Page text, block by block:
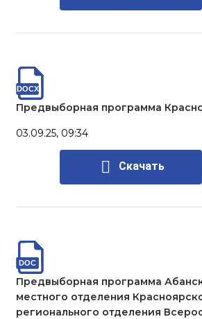
Предвыборная программа
03.09.25, 09:34
Скачать
Предвыборная программа
местного отделения
регионального отделения